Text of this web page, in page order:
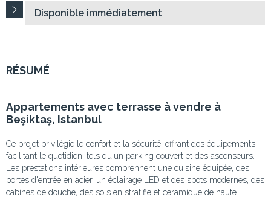
Disponible immédiatement
RÉSUMÉ
Appartements avec terrasse à vendre à
Beşiktaş, Istanbul
Ce projet privilégie le confort et la sécurité, offrant des équipements
facilitant le quotidien, tels qu'un parking couvert et des ascenseurs.
Les prestations intérieures comprennent une cuisine équipée, des
portes d'entrée en acier, un éclairage LED et des spots modernes, des
cabines de douche, des sols en stratifié et céramique de haute